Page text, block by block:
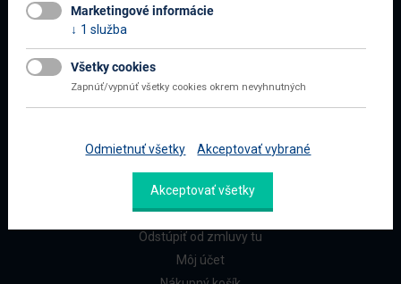
Všetko o nákupe
Najčastejšie otázky
Doprava a platba
ZÁKAZNÍCI
Reklamačný formulár
Odstúpiť od zmluvy tu
Môj účet
Marketingové informácie
1 služba
Všetky cookies
Zapnúť/vypnúť všetky cookies okrem nevyhnutných
Odmietnuť všetky Akceptovať vybrané
Akceptovať všetky